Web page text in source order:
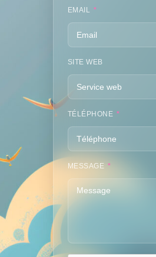
EMAIL *
SITE WEB
TÉLÉPHONE *
MESSAGE *